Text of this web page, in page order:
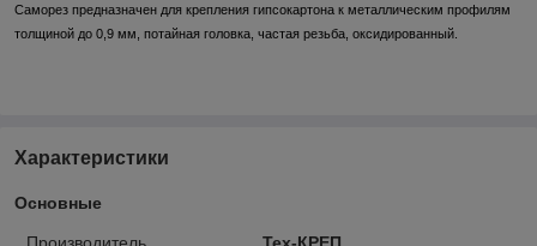
Саморез предназначен для крепления гипсокартона к металлическим профилям
толщиной до 0,9 мм, потайная головка, частая резьба, оксидированный.
Характеристики
Основные
Производитель
Тех-КРЕП